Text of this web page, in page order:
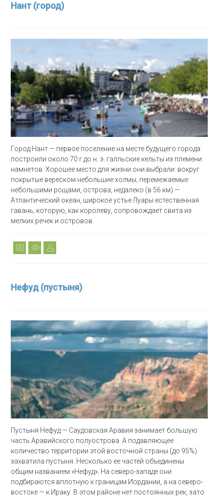
Нант (город)
Город Нант — первое поселение на месте будущего города
построили около 70 г до н. э. галльские кельты из племени
намнетов. Хорошее место для жизни они выбрали: вокруг
покрытые вереском небольшие холмы, перемежаемые
небольшими рощами, острова, недалеко (в 56 км) —
Атлантический океан, широкое устье Луары естественная
гавань, которую, как королеву, сопровождает свита из
мелких речек и островов.
Нефуд (пустыня)
Пустыня Нефуд — Саудовская Аравия занимает большую
часть Аравийского полуострова. А подавляющее
количество территории этой восточной страны (до 95%)
захватила пустыня. Несколько ее частей объединены
общим названием «Нефуд». На северо-западе они
подбираются вплотную к границам Иордании, а на северо-
востоке — к Ираку. В этом районе нет постоянных рек, зато